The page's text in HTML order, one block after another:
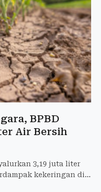
BPBD
Air Bersih
3,19 juta liter
kekeringan di